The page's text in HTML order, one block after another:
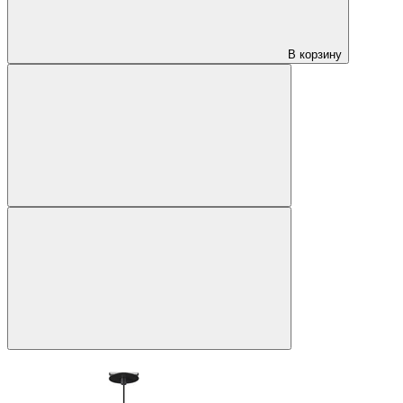
В корзину